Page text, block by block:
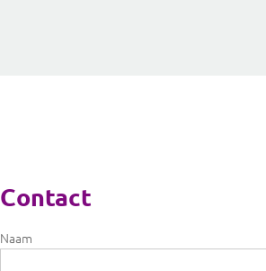
Contact
Naam